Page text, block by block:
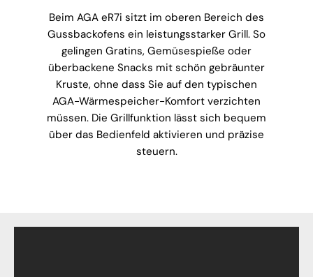
Beim AGA eR7i sitzt im oberen Bereich des
Gussbackofens ein leistungsstarker Grill. So
gelingen Gratins, Gemüsespieße oder
überbackene Snacks mit schön gebräunter
Kruste, ohne dass Sie auf den typischen
AGA-Wärmespeicher-Komfort verzichten
müssen. Die Grillfunktion lässt sich bequem
über das Bedienfeld aktivieren und präzise
steuern.